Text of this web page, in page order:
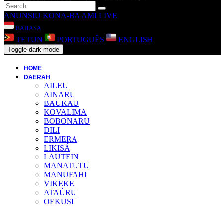
ANUNSIU KONA-BA AMI LIVE
BAHASA
TETUN PORTUGUÊS ENGLISH
Toggle dark mode
HOME
DAERAH
AILEU
AINARU
BAUKAU
KOVALIMA
BOBONARU
DILI
ERMERA
LIKISÁ
LAUTEIN
MANATUTU
MANUFAHI
VIKEKE
ATAÚRU
OEKUSI